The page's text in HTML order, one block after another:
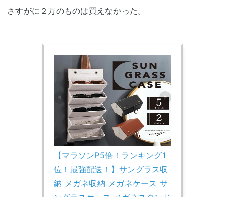
さすがに２万のものは買えなかった。
【マラソンP5倍！ランキング1
位！最強配送！】サングラス収
納 メガネ収納 メガネケース サ